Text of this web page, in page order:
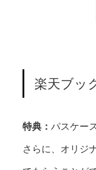
楽天ブッ
特典： パスケー
さらに、オリジ